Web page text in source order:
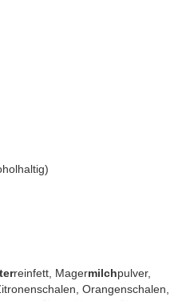
reinfett, Magermilchpulver,
Orangenschalen,